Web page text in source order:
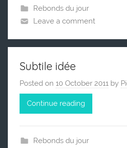
Rebonds du jour
Leave a comment
Subtile idée
Posted on 10 October 2011 by
Continue reading
Rebonds du jour